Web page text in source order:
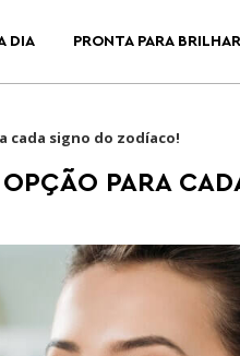
DIA PRONTA PARA BRILHAR
cada signo do zodíaco!
PARA